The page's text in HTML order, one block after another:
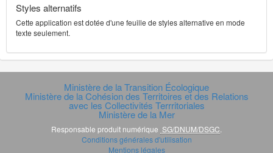
Styles alternatifs
Cette application est dotée d'une feuille de styles alternative en mode
texte seulement.
Ministère de la Transition Écologique
Ministère de la Cohésion des Territoires et des Relations
avec les Collectivités Terrritoriales
Ministère de la Mer
Responsable produit numérique SG/DNUM/DSGC
Conditions générales d'utilisation
Mentions légales